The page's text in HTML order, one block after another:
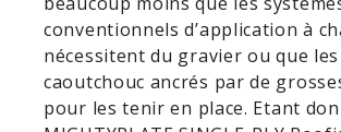
conventionnels d’application à
nécessitent du gravier ou que
caoutchouc ancrés par de
pour les tenir en place. Etant